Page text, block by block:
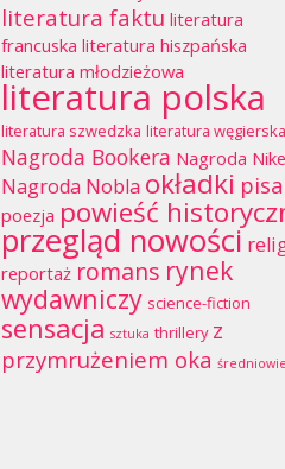
literatura faktu literatura
francuska literatura hiszpańska
literatura młodzieżowa
literatura polska
literatura szwedzka literatura węgierska
Nagroda Bookera Nagroda Nike
Nagroda Nobla okładki
poezja powieść
przegląd nowości
reportaż romans rynek
wydawniczy science-fiction
sensacja sztuka thrillery z
przymrużeniem oka